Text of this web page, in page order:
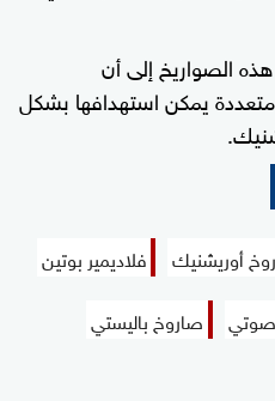
الصواريخ إلى أن
يمكن استهدافها بشكل
أوريشنيك
فلاديمير بوتين
صاروخ باليستي